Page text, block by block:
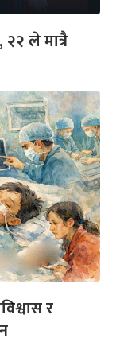
ले मात्रै
र